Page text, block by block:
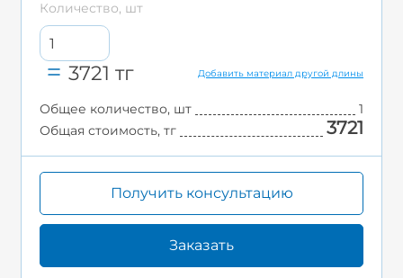
Количество, шт
3721 тг Добавить материал другой длины
Общее количество, шт
1
Общая стоимость, тг
3721
Получить консультацию
Заказать